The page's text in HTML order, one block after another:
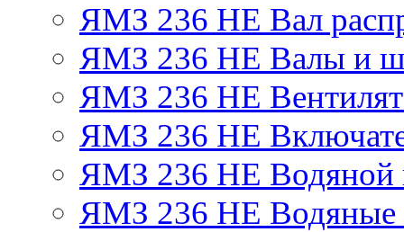
ЯМЗ 236 НЕ Вал
ЯМЗ 236 НЕ Валы и
ЯМЗ 236 НЕ
ЯМЗ 236 НЕ
ЯМЗ 236 НЕ Водяной
ЯМЗ 236 НЕ Водяные